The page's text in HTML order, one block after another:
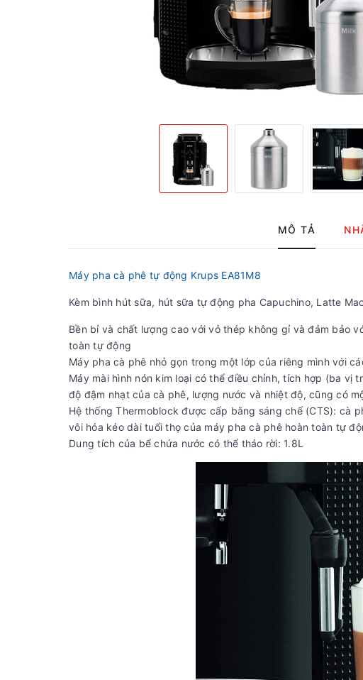
MÔ TẢ
Máy pha cà phê tự động Krups EA81M8
Kèm bình hút sữa, hút sữa tự động pha Capuchino, Latte
Bền bỉ và chất lượng cao với vỏ thép không gỉ và đảm bảo
toàn tự động
Máy pha cà phê nhỏ gọn trong một lớp của riêng mình với
Máy mài hình nón kim loại có thể điều chỉnh, tích hợp (ba
độ đậm nhạt của cà phê, lượng nước và nhiệt độ, cũng có
Hệ thống Thermoblock được cấp bằng sáng chế (CTS): cà
vôi hóa kéo dài tuổi thọ của máy pha cà phê hoàn toàn tự
Dung tích của bể chứa nước có thể tháo rời: 1.8L